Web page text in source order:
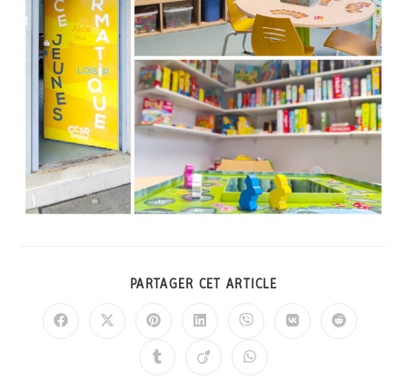
PARTAGER CET ARTICLE